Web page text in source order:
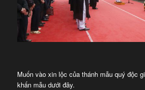
Muốn vào xin lộc của thánh mẫu quý độc
khấn mẫu dưới đây.